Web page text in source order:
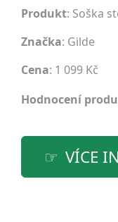
Produkt: Soška
Značka: Gilde
Cena: 1 099 Kč
Hodnocení
VÍCE